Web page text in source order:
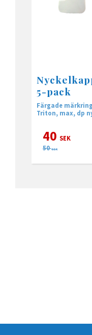
5-pack
Färgade
Triton, max, dp
40 SEK
50 SEK